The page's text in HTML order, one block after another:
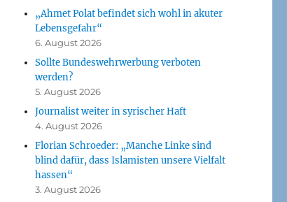
„Ahmet Polat befindet sich wohl in akuter
Lebensgefahr“
6. August 2026
Sollte Bundeswehrwerbung verboten
werden?
5. August 2026
Journalist weiter in syrischer Haft
4. August 2026
Florian Schroeder: „Manche Linke sind
blind dafür, dass Islamisten unsere Vielfalt
hassen“
3. August 2026